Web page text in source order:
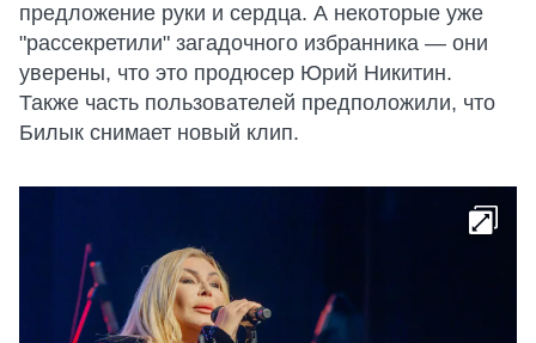
предложение руки и сердца. А некоторые уже
"рассекретили" загадочного избранника — они
уверены, что это продюсер Юрий Никитин.
Также часть пользователей предположили, что
Билык снимает новый клип.